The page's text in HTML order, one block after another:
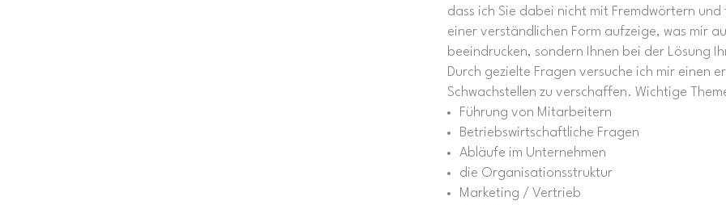
dass ich Sie dabei nicht mit Fremdwörtern
einer verständlichen Form aufzeige, was mir
beeindrucken, sondern Ihnen bei der Lösung
Durch gezielte Fragen versuche ich mir einen
Schwachstellen zu verschaffen. Wichtige
Führung von Mitarbeitern
Betriebswirtschaftliche Fragen
Abläufe im Unternehmen
die Organisationsstruktur
Marketing / Vertrieb